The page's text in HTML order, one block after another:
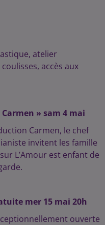
atelier
accès aux
» sam 4 mai
Carmen, le chef
invitent les famille
L’Amour est enfant de
mer 15 mai 20h
ouverte